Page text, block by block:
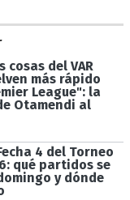
cosas del VAR
más rápido
League": la
Otamendi al
4 del Torneo
qué partidos se
y dónde